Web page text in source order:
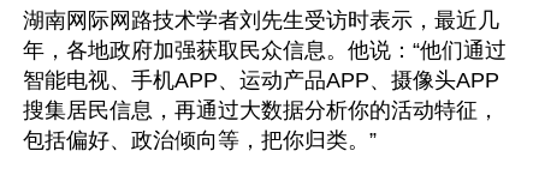
湖南网际网路技术学者刘先生受访时表示，最近几
年，各地政府加强获取民众信息。他说：“他们通过
智能电视、手机APP、运动产品APP、摄像头APP
搜集居民信息，再通过大数据分析你的活动特征，
包括偏好、政治倾向等，把你归类。”